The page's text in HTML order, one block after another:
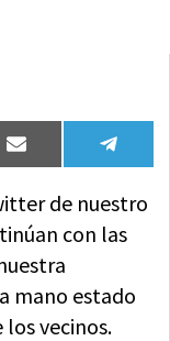
Compartir
en
Email
en
de nuestro
con las
mano estado
los vecinos.